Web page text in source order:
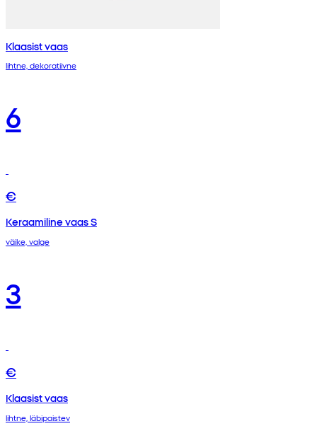
Klaasist vaas
lihtne, dekoratiivne
6
€
Keraamiline vaas S
väike, valge
3
€
Klaasist vaas
lihtne, läbipaistev